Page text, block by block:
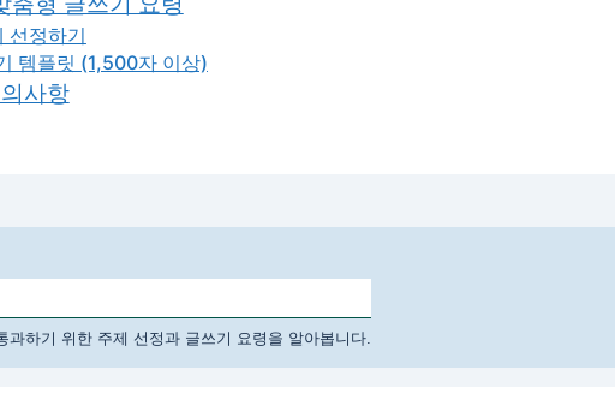
선정하기
템플릿 (1,500자 이상)
사항
과하기 위한 주제 선정과 글쓰기 요령을 알아봅니다.